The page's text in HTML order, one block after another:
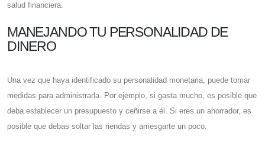
salud financiera.
MANEJANDO TU PERSONALIDAD DE
DINERO
Una vez que haya identificado su personalidad monetaria, puede tomar
medidas para administrarla. Por ejemplo, si gasta mucho, es posible que
deba establecer un presupuesto y ceñirse a él. Si eres un ahorrador, es
posible que debas soltar las riendas y arriesgarte un poco.